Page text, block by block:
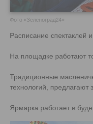
Фото «Зеленоград24»
Расписание спектаклей
На площадке работают
Традиционные
технологий,
Ярмарка работает в